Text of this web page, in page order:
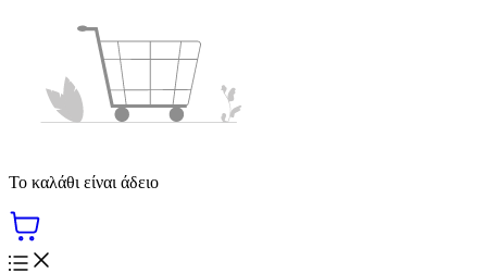
Το καλάθι είναι άδειο